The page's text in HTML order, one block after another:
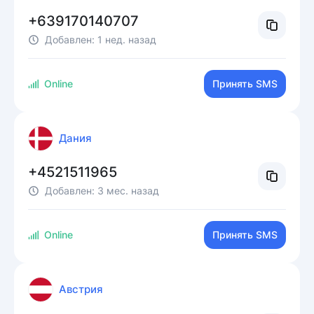
+639170140707
Добавлен: 1 нед. назад
Online Принять SMS
Дания
+4521511965
Добавлен: 3 мес. назад
Online Принять SMS
Австрия